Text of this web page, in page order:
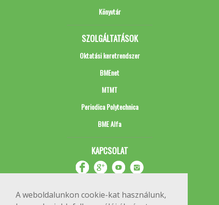
A weboldalunkon cookie-kat használunk,
Könyvtár
SZOLGÁLTATÁSOK
Oktatási keretrendszer
BMEnet
MTMT
Periodica Polytechnica
BME Alfa
KAPCSOLAT